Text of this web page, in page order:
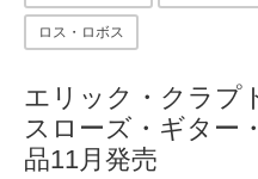
ロス・ロボス
エリック・クラプ
スローズ・ギター
品11月発売